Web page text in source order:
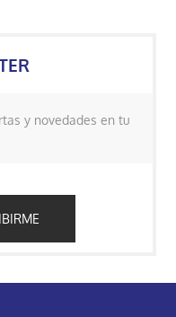
y novedades en tu